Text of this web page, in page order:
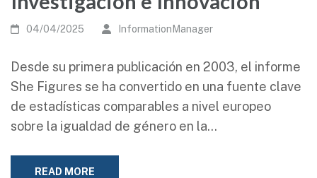
04/04/2025 InformationManager
Desde su primera publicación en 2003, el informe
She Figures se ha convertido en una fuente clave
de estadísticas comparables a nivel europeo
sobre la igualdad de género en la…
READ MORE